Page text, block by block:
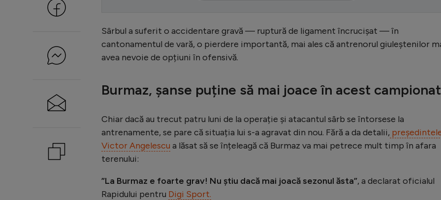
Sârbul a suferit o accidentare gravă — ruptură de ligament încrucișat — în
cantonamentul de vară, o pierdere importantă, mai ales că antrenorul giuleștenilor
avea nevoie de opțiuni în ofensivă.
Burmaz, șanse puține să mai joace în acest campionat
Chiar dacă au trecut patru luni de la operație și atacantul sârb se întorsese la
antrenamente, se pare că situația lui s-a agravat din nou. Fără a da detalii,
Victor Angelescu a lăsat să se înțeleagă că Burmaz va mai petrece mult timp în afara
terenului:
”La Burmaz e foarte grav! Nu știu dacă mai joacă sezonul ăsta”, a declarat oficialul
Rapidului pentru Digi Sport.